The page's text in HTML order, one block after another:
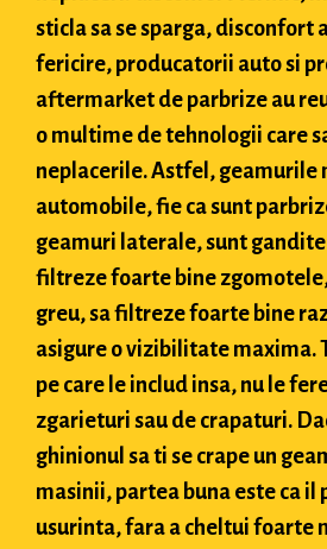
sticla sa se sparga, disconfort
fericire, producatorii auto si
aftermarket de parbrize au
o multime de tehnologii care
neplacerile. Astfel, geamurile
automobile, fie ca sunt
geamuri laterale, sunt gandite
filtreze foarte bine zgomotele,
greu, sa filtreze foarte bine
asigure o vizibilitate maxima.
pe care le includ insa, nu le
zgarieturi sau de crapaturi.
ghinionul sa ti se crape un
masinii, partea buna este ca il
usurinta, fara a cheltui foarte